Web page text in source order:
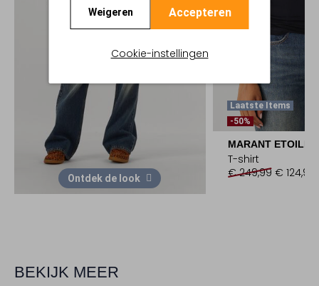
Weigeren Accepteren
Cookie-instellingen
Ontdek de look
Laatste Items
-50%
MARANT ETOILE
T-shirt
€ 249,99 € 124,99
BEKIJK MEER